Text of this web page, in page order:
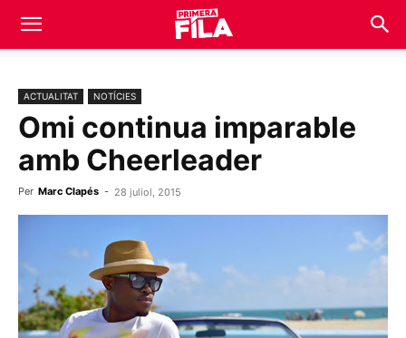
ACTUALITAT NOTÍCIES
Omi continua imparable
amb Cheerleader
Per Marc Clapés - 28 juliol, 2015